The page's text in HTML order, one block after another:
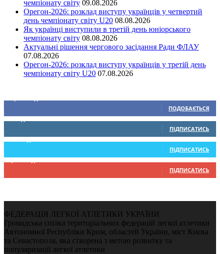
чемпіонату світу 09.08.2026
Орегон-2026: розклад виступу українців у четвертий
день чемпіонату світу U20 08.08.2026
Як українці виступили в третій день юніорського
чемпіонату світу 08.08.2026
Актуальні рішення чергового засідання Ради ФЛАУ
07.08.2026
Орегон-2026: розклад виступу українців у третій день
чемпіонату світу U20 07.08.2026
ПОДОБАЄТЬСЯ
0 Підписників
ПІДПИСАТИСЬ
234 Підписників
ПІДПИСАТИСЬ
9,370 Підписників
ПІДПИСАТИСЬ
ФЕДЕРАЦІЯ ЛЕГКОЇ АТЛЕТИКИ УКРАЇНИ
Громадська спілка територіальних федерацій легкої атлетики
Автономної Республіки Крим, областей України, міст Києва
та Севастополя, яка створена з метою розвитку та
популяризації легкої атлетики